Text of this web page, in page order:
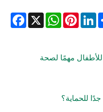
X
WhatsAppPinterestLinkedIn
للأطفال مهمًا لصحة
جدًا للحماية؟